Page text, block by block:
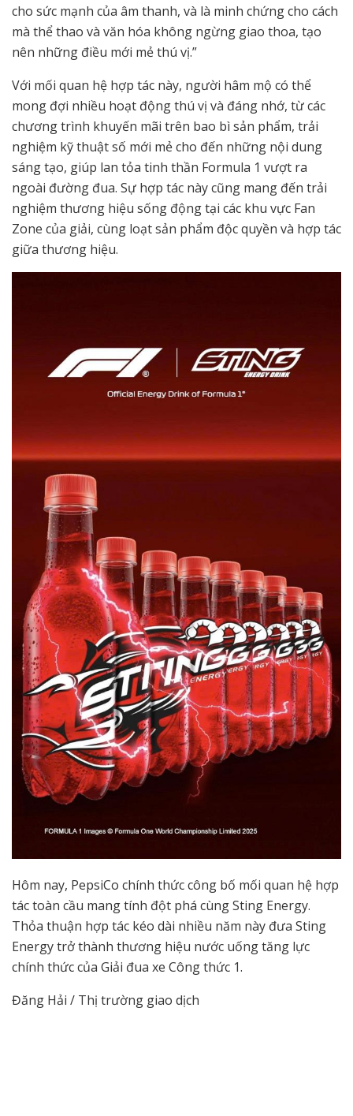
cho sức mạnh của âm thanh, và là minh chứng cho cách
mà thể thao và văn hóa không ngừng giao thoa, tạo
nên những điều mới mẻ thú vị.”
Với mối quan hệ hợp tác này, người hâm mộ có thể
mong đợi nhiều hoạt động thú vị và đáng nhớ, từ các
chương trình khuyến mãi trên bao bì sản phẩm, trải
nghiệm kỹ thuật số mới mẻ cho đến những nội dung
sáng tạo, giúp lan tỏa tinh thần Formula 1 vượt ra
ngoài đường đua. Sự hợp tác này cũng mang đến trải
nghiệm thương hiệu sống động tại các khu vực Fan
Zone của giải, cùng loạt sản phẩm độc quyền và hợp tác
giữa thương hiệu.
Hôm nay, PepsiCo chính thức công bố mối quan hệ hợp
tác toàn cầu mang tính đột phá cùng Sting Energy.
Thỏa thuận hợp tác kéo dài nhiều năm này đưa Sting
Energy trở thành thương hiệu nước uống tăng lực
chính thức của Giải đua xe Công thức 1.
Đăng Hải / Thị trường giao dịch